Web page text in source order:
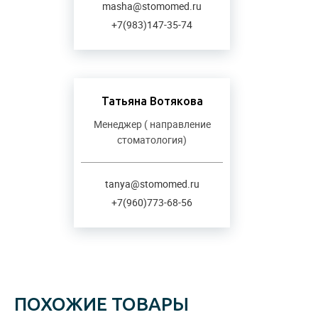
masha@stomomed.ru
+7(983)147-35-74
Татьяна Вотякова
Менеджер ( направление
стоматология)
tanya@stomomed.ru
+7(960)773-68-56
ПОХОЖИЕ ТОВАРЫ